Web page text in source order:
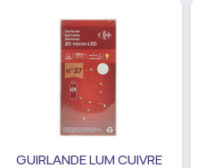
GUIRLANDE LUM CUIVRE